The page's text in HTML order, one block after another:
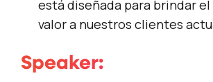
está diseñada para brindar el
valor a nuestros clientes
Speaker: